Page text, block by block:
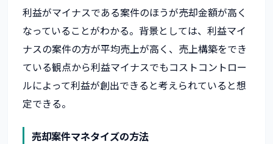
利益がマイナスである案件のほうが売却金額が高く
なっていることがわかる。背景としては、利益マイ
ナスの案件の方が平均売上が高く、売上構築をでき
ている観点から利益マイナスでもコストコントロー
ルによって利益が創出できると考えられていると想
定できる。
売却案件マネタイズの方法